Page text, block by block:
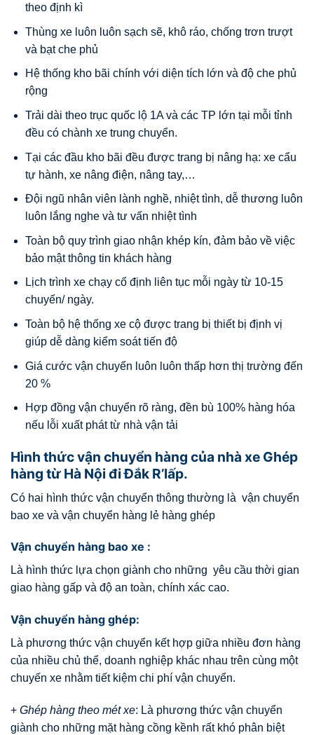
theo định kì
Thùng xe luôn luôn sạch sẽ, khô ráo, chống trơn trượt
và bạt che phủ
Hệ thống kho bãi chính với diện tích lớn và độ che phủ
rộng
Trải dài theo trục quốc lộ 1A và các TP lớn tại mỗi tỉnh
đều có chành xe trung chuyển.
Tại các đầu kho bãi đều được trang bị nâng hạ: xe cẩu
tự hành, xe nâng điện, nâng tay,…
Đội ngũ nhân viên lành nghề, nhiệt tình, dễ thương luôn
luôn lắng nghe và tư vấn nhiệt tình
Toàn bộ quy trình giao nhận khép kín, đảm bảo về việc
bảo mật thông tin khách hàng
Lịch trình xe chạy cố định liên tục mỗi ngày từ 10-15
chuyến/ ngày.
Toàn bộ hệ thống xe cộ được trang bị thiết bị định vị
giúp dễ dàng kiểm soát tiến độ
Giá cước vận chuyển luôn luôn thấp hơn thị trường đến
20 %
Hợp đồng vận chuyển rõ ràng, đền bù 100% hàng hóa
nếu lỗi xuất phát từ nhà vận tải
Hình thức vận chuyển hàng của nhà xe Ghép
hàng từ Hà Nội đi Đắk R’lấp.
Có hai hình thức vận chuyển thông thường là vận chuyển
bao xe và vận chuyển hàng lẻ hàng ghép
Vận chuyển hàng bao xe :
Là hình thức lựa chọn giành cho những yêu cầu thời gian
giao hàng gấp và độ an toàn, chính xác cao.
Vận chuyển hàng ghép:
Là phương thức vận chuyển kết hợp giữa nhiều đơn hàng
của nhiều chủ thể, doanh nghiệp khác nhau trên cùng một
chuyến xe nhằm tiết kiệm chi phí vận chuyển.
+ Ghép hàng theo mét xe: Là phương thức vận chuyển
giành cho những mặt hàng cồng kềnh rất khó phân biệt